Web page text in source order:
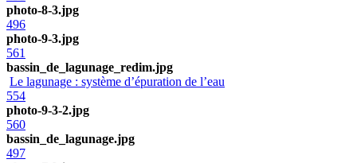
photo-8-3.jpg
496
photo-9-3.jpg
561
bassin_de_lagunage_redim.jpg
Le lagunage : système d’épuration de l’eau
554
photo-9-3-2.jpg
560
bassin_de_lagunage.jpg
497